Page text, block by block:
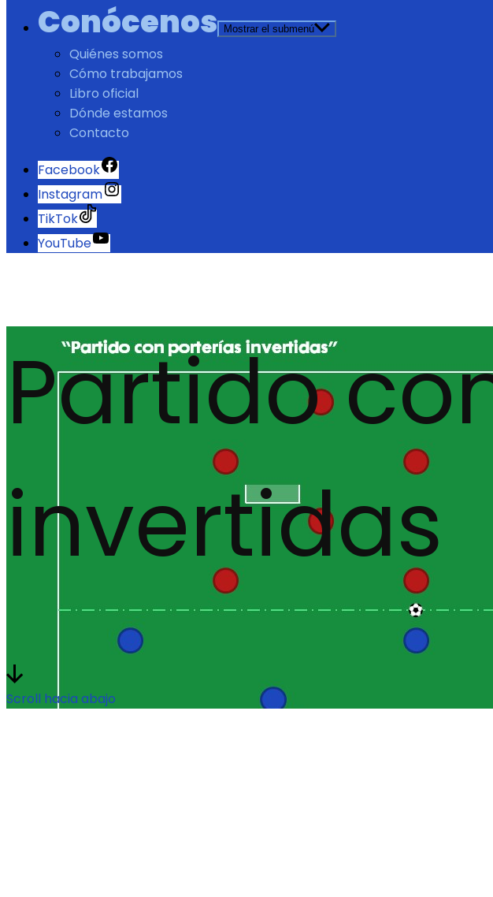
Conócenos Mostrar el submenú
Quiénes somos
Cómo trabajamos
Libro oficial
Dónde estamos
Contacto
Facebook
Instagram
TikTok
YouTube
Partido
invertidas
Scroll hacia abajo